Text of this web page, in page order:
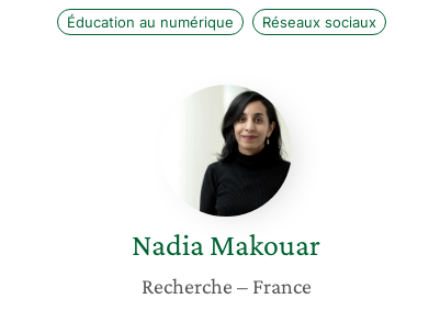
Éducation au numérique Réseaux sociaux
Nadia
Makouar
NadiaMakouar
Recherche – France